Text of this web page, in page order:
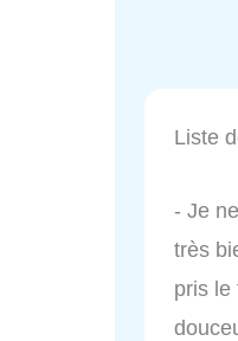
Liste
- Je
très
pris le